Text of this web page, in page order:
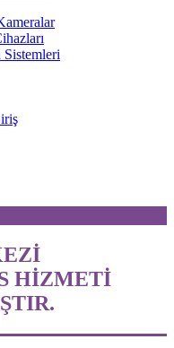
Sistemleri
HİZMETİ